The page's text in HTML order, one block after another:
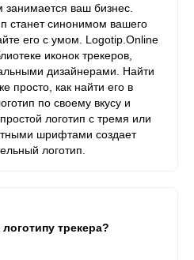
занимается ваш бизнес.
станет синонимом вашего
его с умом. Logotip.Online
иконок трекеров,
дизайнерами. Найти
просто, как найти его в
по своему вкусу и
логотип с тремя или
шрифтами создает
логотип.
трекера?